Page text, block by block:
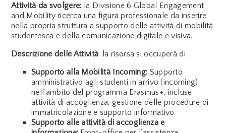
Attività da svolgere: la Divisione 6 Global Engagement
and Mobility ricerca una figura professionale da inserire
nella propria struttura a supporto delle attività di mobilità
studentesca e della comunicazione digitale e visiva.
Descrizione delle Attività: la risorsa si occuperà di
Supporto alla Mobilità Incoming: Supporto
amministrativo agli studenti in arrivo (incoming)
nell’ambito del programma Erasmus+, incluse
attività di accoglienza, gestione delle procedure di
immatricolazione e supporto informativo.
Supporto alle attività di accoglienza e